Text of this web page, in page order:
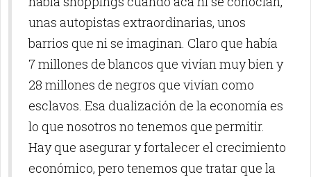
unas autopistas extraordinarias, unos
barrios que ni se imaginan. Claro que había
7 millones de blancos que vivían muy bien y
28 millones de negros que vivían como
esclavos. Esa dualización de la economía es
lo que nosotros no tenemos que permitir.
Hay que asegurar y fortalecer el crecimiento
económico, pero tenemos que tratar que la